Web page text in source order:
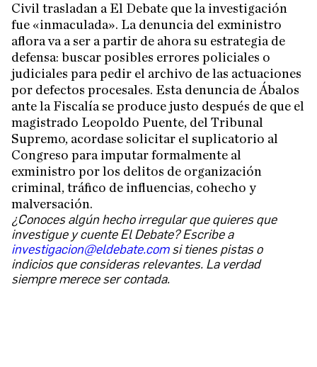
Civil trasladan a El Debate que la investigación
fue «inmaculada». La denuncia del exministro
aflora va a ser a partir de ahora su estrategia de
defensa: buscar posibles errores policiales o
judiciales para pedir el archivo de las actuaciones
por defectos procesales. Esta denuncia de Ábalos
ante la Fiscalía se produce justo después de que el
magistrado Leopoldo Puente, del Tribunal
Supremo, acordase solicitar el suplicatorio al
Congreso para imputar formalmente al
exministro por los delitos de organización
criminal, tráfico de influencias, cohecho y
malversación.
¿Conoces algún hecho irregular que quieres que
investigue y cuente El Debate? Escribe a
investigacion@eldebate.comsi tienes pistas o
indicios que consideras relevantes. La verdad
siempre merece ser contada.